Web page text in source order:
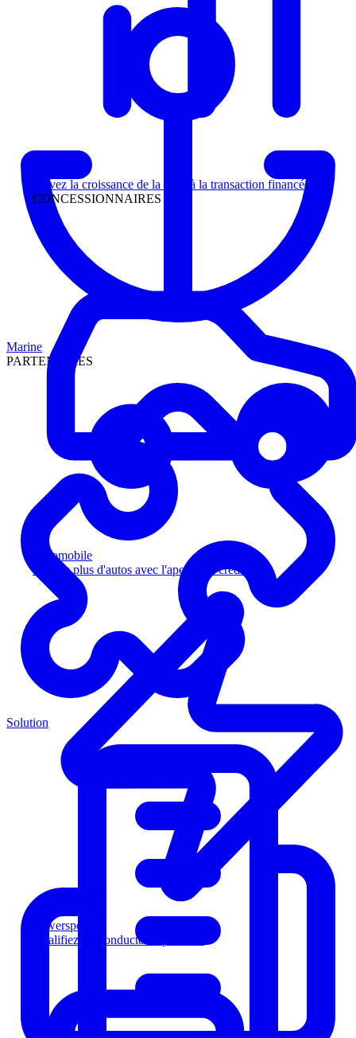
Suivez la croissance de la piste à la transaction financée
CONCESSIONNAIRES
Automobile
Vendez plus d'autos avec l'aperçu de crédit
Powersports
Qualifiez les conducteurs plus vite
Marine
PARTENAIRES
Solution